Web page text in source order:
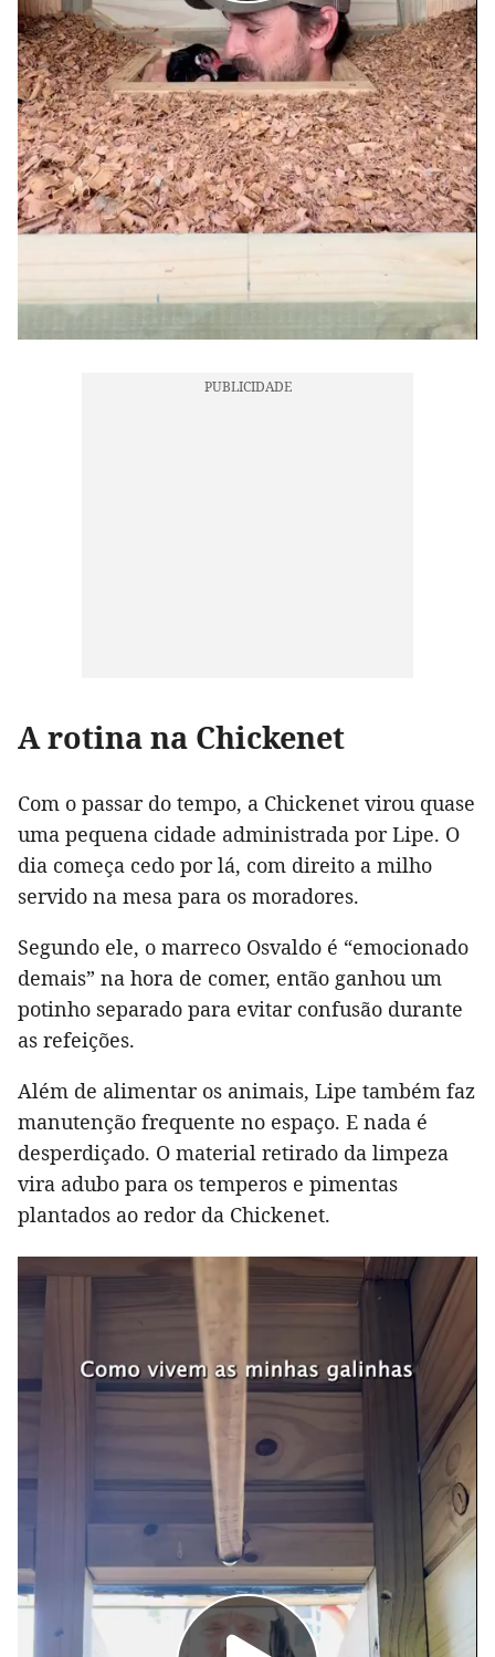
A rotina na Chickenet
Com o passar do tempo, a Chickenet virou quase
uma pequena cidade administrada por Lipe. O
dia começa cedo por lá, com direito a milho
servido na mesa para os moradores.
Segundo ele, o marreco Osvaldo é “emocionado
demais” na hora de comer, então ganhou um
potinho separado para evitar confusão durante
as refeições.
Além de alimentar os animais, Lipe também faz
manutenção frequente no espaço. E nada é
desperdiçado. O material retirado da limpeza
vira adubo para os temperos e pimentas
plantados ao redor da Chickenet.